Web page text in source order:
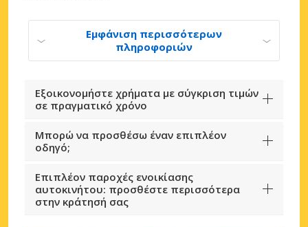
Εμφάνιση περισσότερων
πληροφοριών
Εξοικονομήστε χρήματα με σύγκριση τιμών
σε πραγματικό χρόνο
Μπορώ να προσθέσω έναν επιπλέον
οδηγό;
Επιπλέον παροχές ενοικίασης
αυτοκινήτου: προσθέστε περισσότερα
στην κράτησή σας